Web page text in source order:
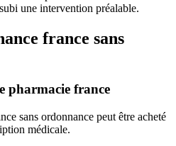
une intervention préalable.
france sans
pharmacie france
sans ordonnance peut être acheté
médicale.